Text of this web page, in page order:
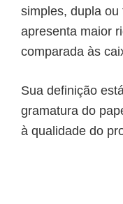
simples, dupla
apresenta maior
comparada às
Sua definição
gramatura do
à qualidade do